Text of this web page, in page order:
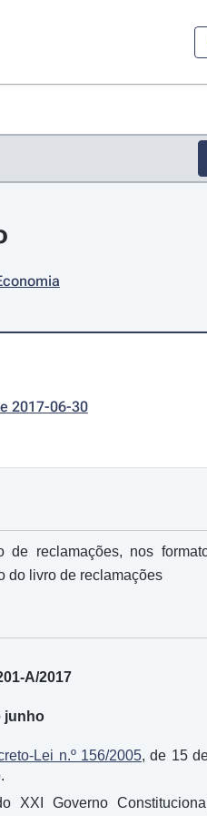
2017-06-30
reclamações, nos
do livro de reclamações
A/2017
junho
Lei n.º 156/2005, de 15
XXI Governo